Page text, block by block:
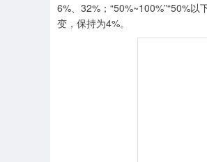
6%、32%；“50%~100%”“50%
变，保持为4%。